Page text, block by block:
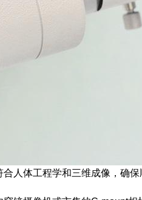
人体工程学和三维成像，确保